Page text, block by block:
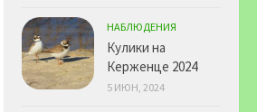
НАБЛЮДЕНИЯ
Кулики на
Керженце 2024
5 ИЮН, 2024